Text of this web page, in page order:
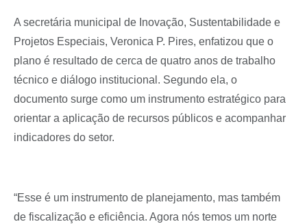
A secretária municipal de Inovação, Sustentabilidade e
Projetos Especiais, Veronica P. Pires, enfatizou que o
plano é resultado de cerca de quatro anos de trabalho
técnico e diálogo institucional. Segundo ela, o
documento surge como um instrumento estratégico para
orientar a aplicação de recursos públicos e acompanhar
indicadores do setor.
“Esse é um instrumento de planejamento, mas também
de fiscalização e eficiência. Agora nós temos um norte